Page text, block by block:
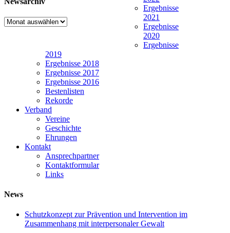
Newsarchiv
Ergebnisse
2021
Ergebnisse
2020
Ergebnisse
2019
Ergebnisse 2018
Ergebnisse 2017
Ergebnisse 2016
Bestenlisten
Rekorde
Verband
Vereine
Geschichte
Ehrungen
Kontakt
Ansprechpartner
Kontaktformular
Links
News
Schutzkonzept zur Prävention und Intervention im
Zusammenhang mit interpersonaler Gewalt